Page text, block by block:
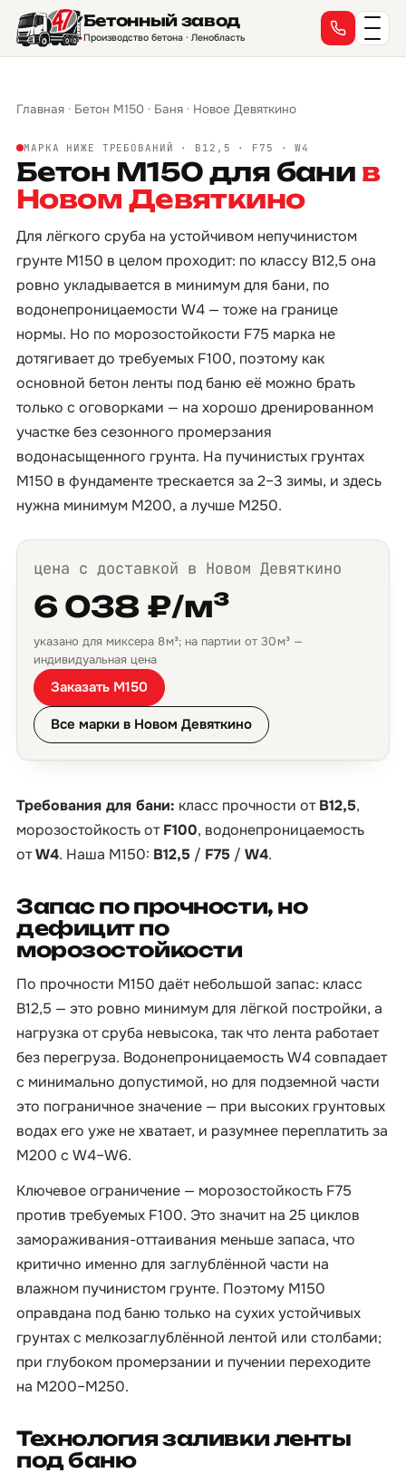
Бетонный завод
Производство бетона · Ленобласть
Главная · Бетон М150 · Баня · Новое Девяткино
МАРКА НИЖЕ ТРЕБОВАНИЙ · B12,5 · F75 · W4
Бетон М150 для бани в
Новом Девяткино
Для лёгкого сруба на устойчивом непучинистом
грунте М150 в целом проходит: по классу B12,5 она
ровно укладывается в минимум для бани, по
водонепроницаемости W4 — тоже на границе
нормы. Но по морозостойкости F75 марка не
дотягивает до требуемых F100, поэтому как
основной бетон ленты под баню её можно брать
только с оговорками — на хорошо дренированном
участке без сезонного промерзания
водонасыщенного грунта. На пучинистых грунтах
М150 в фундаменте трескается за 2–3 зимы, и здесь
нужна минимум М200, а лучше М250.
цена с доставкой в Новом Девяткино
6 038 ₽/м³
указано для миксера 8 м³; на партии от 30 м³ —
индивидуальная цена
Заказать М150
Все марки в Новом Девяткино
Требования для бани: класс прочности отB12,5,
морозостойкость отF100, водонепроницаемость
отW4. Наша М150: B12,5 / F75 / W4.
Запас по прочности, но
дефицит по
морозостойкости
По прочности М150 даёт небольшой запас: класс
B12,5 — это ровно минимум для лёгкой постройки, а
нагрузка от сруба невысока, так что лента работает
без перегруза. Водонепроницаемость W4 совпадает
с минимально допустимой, но для подземной части
это пограничное значение — при высоких грунтовых
водах его уже не хватает, и разумнее переплатить за
М200 с W4–W6.
Ключевое ограничение — морозостойкость F75
против требуемых F100. Это значит на 25 циклов
замораживания-оттаивания меньше запаса, что
критично именно для заглублённой части на
влажном пучинистом грунте. Поэтому М150
оправдана под баню только на сухих устойчивых
грунтах с мелкозаглублённой лентой или столбами;
при глубоком промерзании и пучении переходите
на М200–М250.
Технология заливки ленты
под баню